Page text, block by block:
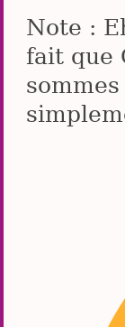
Note :
fait que